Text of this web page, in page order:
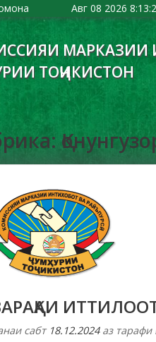
Авг 08 2026
МАРКАЗИИ
ТОҶИКИСТОН
сабт 18.12.2024аз тарафи